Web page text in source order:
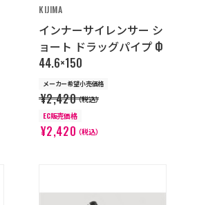
KIJIMA
インナーサイレンサー シ
ョート ドラッグパイプ Ф
44.6×150
メーカー希望小売価格
¥2,420（税込）
EC販売価格
¥2,420（税込）